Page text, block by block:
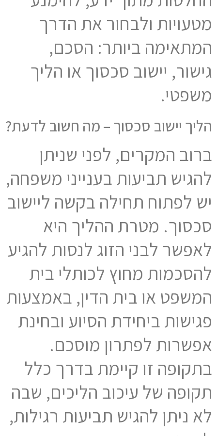
מטעויות ולבחור את הדרך
המתאימה ביותר: הסכם,
גישור, יישוב סכסוך או הליך
משפטי.
הליך יישוב סכסוך – מה חשוב לדעת?
ברוב המקרים, לפני שניתן
להגיש תביעות בענייני משפחה,
יש לפתוח תחילה בקשה ליישוב
סכסוך. מטרת ההליך היא
לאפשר לבני הזוג לנסות להגיע
להסכמות מחוץ לכותלי בית
המשפט או בית הדין, באמצעות
פגישות ביחידת הסיוע ובחינת
אפשרות לפתרון מוסכם.
בתקופה זו קיימת בדרך כלל
תקופה של עיכוב הליכים, שבה
לא ניתן להגיש תביעות רגילות,